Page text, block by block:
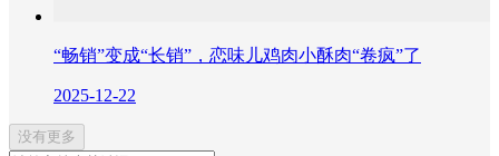
“畅销”变成“长销”，恋味儿鸡肉小酥肉“卷疯”了
2025-12-22
没有更多